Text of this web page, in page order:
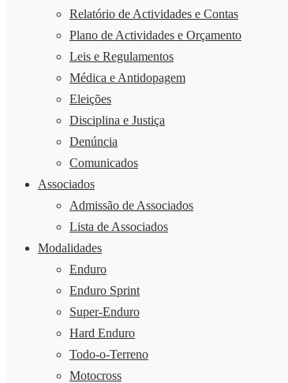
Relatório de Actividades e Contas
Plano de Actividades e Orçamento
Leis e Regulamentos
Médica e Antidopagem
Eleições
Disciplina e Justiça
Denúncia
Comunicados
Associados
Admissão de Associados
Lista de Associados
Modalidades
Enduro
Enduro Sprint
Super-Enduro
Hard Enduro
Todo-o-Terreno
Motocross